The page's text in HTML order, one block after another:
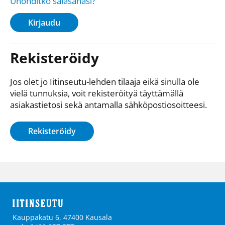
Kirjaudu
Rekisteröidy
Jos olet jo Iitinseutu-lehden tilaaja eikä sinulla ole
vielä tunnuksia, voit rekisteröityä täyttämällä
asiakastietosi sekä antamalla sähkö­posti­osoitteesi.
Rekisteröidy
Kauppakatu 6, 47400 Kausala